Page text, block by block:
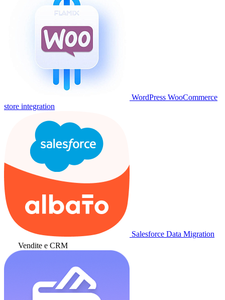
WordPress WooCommerce
store integration
Salesforce Data Migration
Vendite e CRM